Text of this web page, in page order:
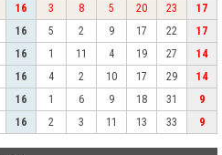
16 3 8 5 20 23
17
16 5 2 9 17 22
17
16 1 11 4 19 27
14
16 4 2 10 17 29
14
16 1 6 9 18 31
9
16 2 3 11 13 33 9